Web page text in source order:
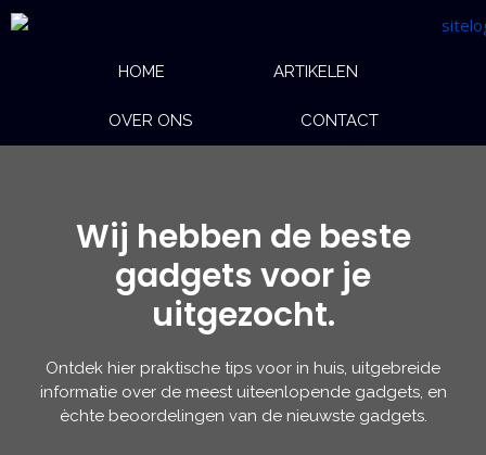
HOME ARTIKELEN
OVER ONS CONTACT
Wij hebben de beste
gadgets voor je
uitgezocht.
Ontdek hier praktische tips voor in huis, uitgebreide
informatie over de meest uiteenlopende gadgets, en
èchte beoordelingen van de nieuwste gadgets.